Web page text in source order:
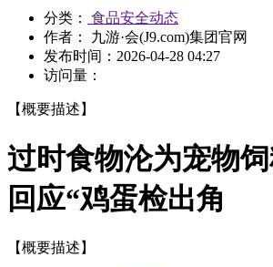
分类：
食品安全动态
作者： 九游·会(J9.com)集团官网
发布时间： 2026-04-28 04:27
访问量：
【概要描述】
过时食物沦为宠物
回应“鸡蛋检出角
【概要描述】